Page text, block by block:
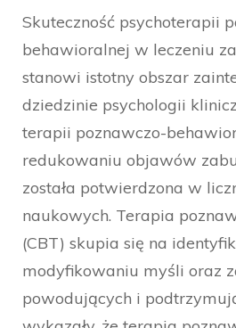
Skuteczność psychoterapii
behawioralnej w leczeniu
stanowi istotny obszar
dziedzinie psychologii
terapii poznawczo-
redukowaniu objawów
została potwierdzona w
naukowych. Terapia
(CBT) skupia się na
modyfikowaniu myśli oraz
powodujących i